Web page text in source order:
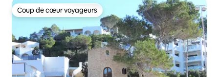
Coup de cœur voyageurs
Coup de cœur voyageurs